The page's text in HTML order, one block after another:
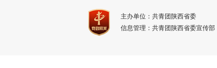
主办单位：共青团陕西省委
信息管理：共青团陕西省委宣传部